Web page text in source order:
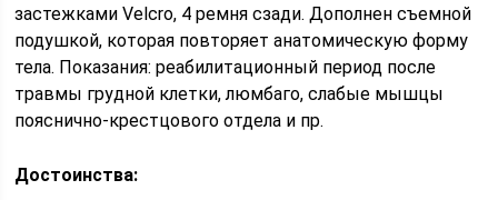
застежками Velcro, 4 ремня сзади. Дополнен съемной
подушкой, которая повторяет анатомическую форму
тела. Показания: реабилитационный период после
травмы грудной клетки, люмбаго, слабые мышцы
пояснично-крестцового отдела и пр.
Достоинства: